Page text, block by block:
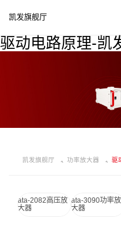
驱动电路原理-凯
凯发旗舰厅
凯发旗舰厅 功率放大器 驱
ata-2082高压放
大器
ata-3090功率放
大器